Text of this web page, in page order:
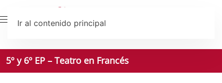
Ir al contenido principal
5º y 6º EP – Teatro en Francés